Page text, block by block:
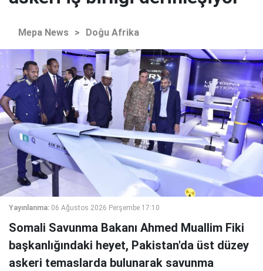
Mepa News > Doğu Afrika
Yayınlanma: 06 Ağustos 2026 Perşembe 17:10
Somali Savunma Bakanı Ahmed Muallim Fiki
başkanlığındaki heyet, Pakistan'da üst düzey
askeri temaslarda bulunarak savunma